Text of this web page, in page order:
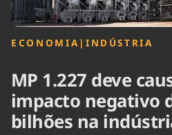
ECONOMIA | INDÚSTRIA
MP 1.227 deve
impacto negativo
bilhões na